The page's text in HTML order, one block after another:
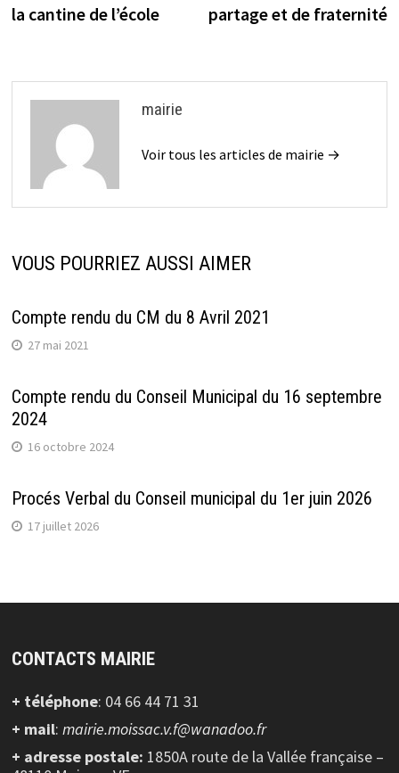
la cantine de l’école
partage et de fraternité
mairie
Voir tous les articles de mairie →
VOUS POURRIEZ AUSSI AIMER
Compte rendu du CM du 8 Avril 2021
27 mai 2021
Compte rendu du Conseil Municipal du 16 septembre
2024
16 octobre 2024
Procés Verbal du Conseil municipal du 1er juin 2026
17 juillet 2026
CONTACTS MAIRIE
+ téléphone: 04 66 44 71 31
+ mail: mairie.moissac.v.f@wanadoo.fr
+ adresse postale: 1850A route de la Vallée française –